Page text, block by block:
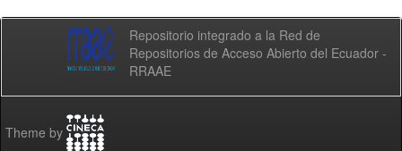
Repositorio integrado a la Red de
Repositorios de Acceso Abierto del Ecuador -
RRAAE
Theme by